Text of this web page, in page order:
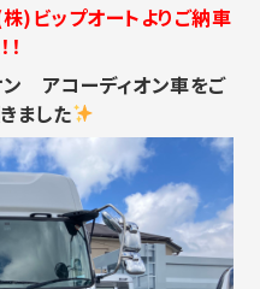
)ビップオートよりご納車
アコーディオン車をご
ました